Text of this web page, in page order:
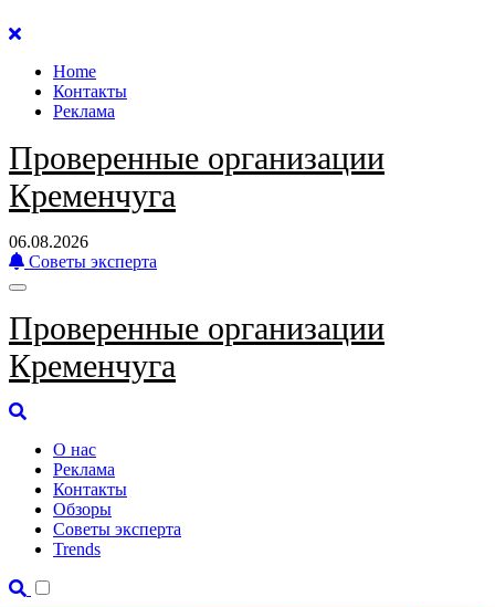
Перейти
содержанию
Home
Контакты
Реклама
Проверенные организации
Кременчуга
06.08.2026
Советы эксперта
Проверенные организации
Кременчуга
О нас
Реклама
Контакты
Обзоры
Советы эксперта
Trends